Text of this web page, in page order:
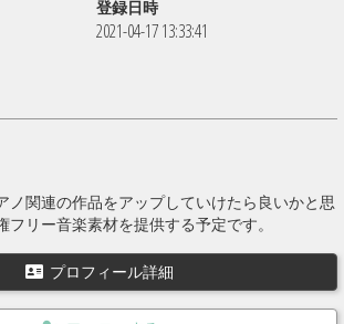
登録日時
2021-04-17 13:33:41
ノ関連の作品をアップしていけたら良いかと思
フリー音楽素材を提供する予定です。
プロフィール詳細